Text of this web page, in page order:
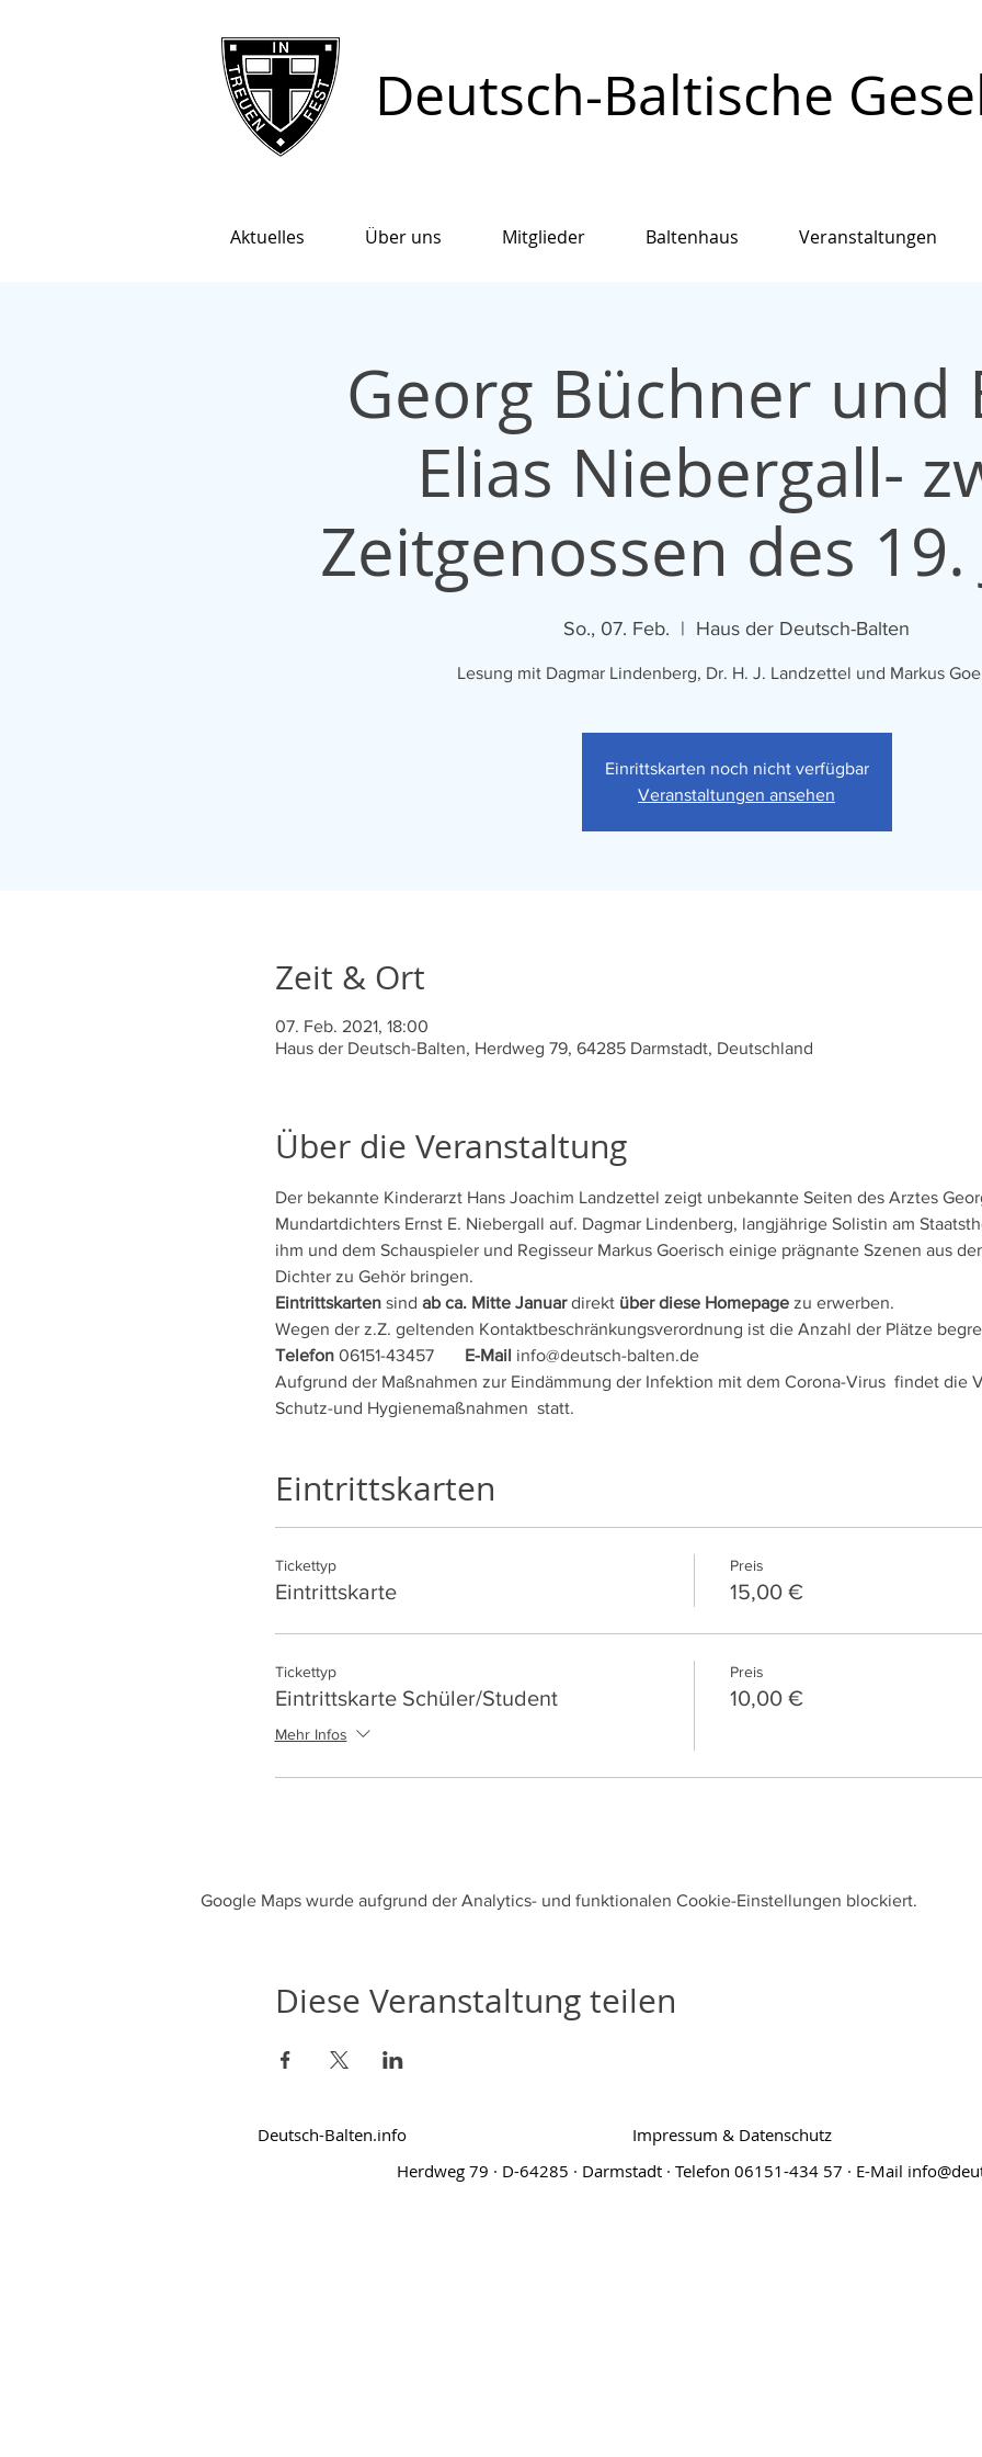
Deutsch-Baltische
Aktuelles Über uns Mitglieder Baltenhaus Veranstaltungen
Georg Büchner und
Elias Niebergall-
Zeitgenossen des 19.
So., 07. Feb.
  |
Haus der Deutsch-Balten
Einrittskarten noch nicht verfügbar
Veranstaltungen ansehen
Zeit & Ort
07. Feb. 2021, 18:00
Haus der Deutsch-Balten, Herdweg 79, 64285 Darmstadt, Deutschland
Über die Veranstaltung
Der bekannte Kinderarzt Hans Joachim Landzettel zeigt unbekannte Seiten des Arztes
Mundartdichters Ernst E. Niebergall auf. Dagmar Lindenberg, langjährige Solistin am
ihm und dem Schauspieler und Regisseur Markus Goerisch einige prägnante Szenen aus
Dichter zu Gehör bringen.
Eintrittskarten sind ab ca. Mitte Januar direkt über diese Homepage zu erwerben.
Wegen der z.Z. geltenden Kontaktbeschränkungsverordnung ist die Anzahl der Plätze
Telefon 06151-43457 E-Mail info@deutsch-balten.de
Aufgrund der Maßnahmen zur Eindämmung der Infektion mit dem Corona-Virus  findet die
Schutz-und Hygienemaßnahmen  statt.
Eintrittskarten
Tickettyp
Eintrittskarte
Preis
15,00 €
Tickettyp
Eintrittskarte Schüler/Student
Mehr Infos
Preis
10,00 €
Google Maps wurde aufgrund der Analytics- und funktionalen Cookie-Einstellungen blockiert.
Diese Veranstaltung teilen
Deutsch-Balten.info
Impressum & Datenschutz
Herdweg 79 · D-64285 · Darmstadt · Telefon 06151-434 57 · E-Mail